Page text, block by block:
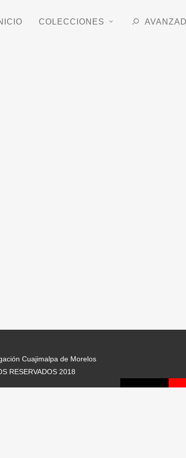
COLECCIONES
Cuajimalpa de Morelos
RESERVADOS 2018